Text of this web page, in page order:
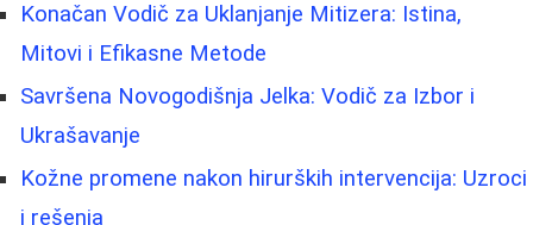
Konačan Vodič za Uklanjanje Mitizera: Istina,
Mitovi i Efikasne Metode
Savršena Novogodišnja Jelka: Vodič za Izbor i
Ukrašavanje
Kožne promene nakon hirurških intervencija: Uzroci
i rešenja